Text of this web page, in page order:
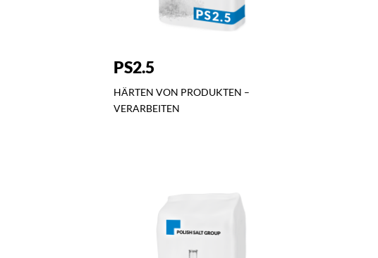
PS2.5
HÄRTEN VON PRODUKTEN –
VERARBEITEN